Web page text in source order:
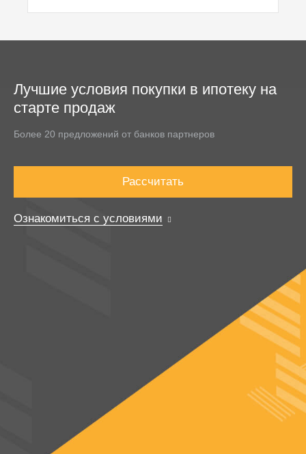
Лучшие условия покупки в ипотеку на
старте продаж
Более 20 предложений от банков партнеров
Рассчитать
Ознакомиться с условиями